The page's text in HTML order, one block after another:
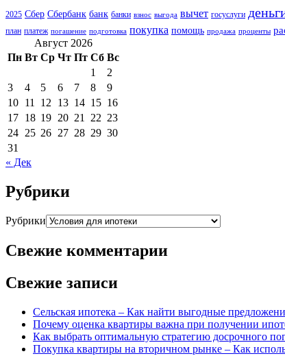
2025 Сбер Сбербанк банк банки взнос выгода вычет госуслуги
план платеж погашение подготовка покупка помощь продажа проценты
Август 2026
Пн Вт Ср Чт Пт Сб Вс
1
2
3
4 5 6 7 8
9
10 11 12 13 14 15 16
17 18 19 20 21 22 23
24 25 26 27 28 29 30
31
« Дек
Рубрики
Рубрики
Свежие комментарии
Свежие записи
Сельская ипотека – Как найти выгодные
Почему оценка квартиры важна при получении
Как выбрать оптимальную стратегию досрочного
Покупка квартиры на вторичном рынке – Как